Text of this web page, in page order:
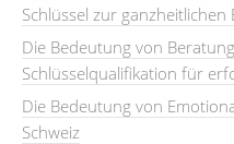
Schlüssel zur
Die Bedeutung von
Schlüsselqualifikation für
Die Bedeutung von
Schweiz